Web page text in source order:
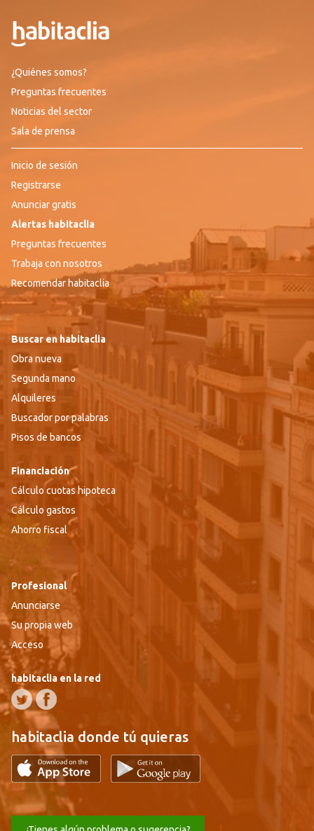
¿Quiénes somos?
Preguntas frecuentes
Noticias del sector
Sala de prensa
Inicio de sesión
Registrarse
Anunciar gratis
Alertas habitaclia
Preguntas frecuentes
Trabaja con nosotros
Recomendar habitaclia
Buscar en habitaclia
Obra nueva
Segunda mano
Alquileres
Buscador por palabras
Pisos de bancos
Financiación
Cálculo cuotas hipoteca
Cálculo gastos
Ahorro fiscal
Profesional
Anunciarse
Su propia web
Acceso
habitaclia en la red
habitaclia donde tú quieras